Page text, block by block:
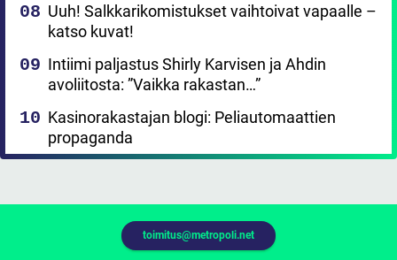
Uuh! Salkkarikomistukset vaihtoivat vapaalle –
katso kuvat!
Intiimi paljastus Shirly Karvisen ja Ahdin
avoliitosta: ”Vaikka rakastan…”
Kasinorakastajan blogi: Peliautomaattien
propaganda
toimitus@metropoli.net